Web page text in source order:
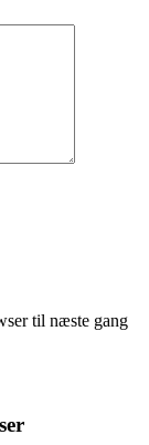
til næste gang